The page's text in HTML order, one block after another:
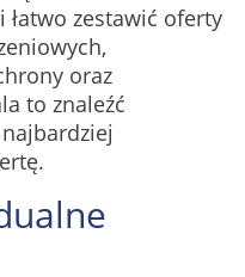
łatwo zestawić oferty
oraz
to znaleźć